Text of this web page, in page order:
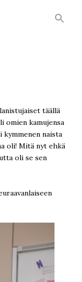
täällä
omien kamujensa
naista
oli! Mitä nyt ehkä
oli se sen